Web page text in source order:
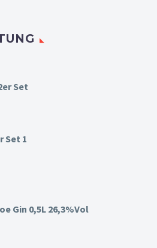
Set
Set 1
Gin 0,5L 26,3%Vol